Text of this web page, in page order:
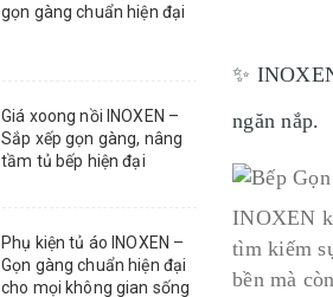
✨
ngăn nắp.
INOXEN
tìm kiếm
bền mà
gọn gàng chuẩn hiện đại
Giá xoong nồi INOXEN –
Sắp xếp gọn gàng, nâng
tầm tủ bếp hiện đại
Phụ kiện tủ áo INOXEN –
Gọn gàng chuẩn hiện đại
cho mọi không gian sống